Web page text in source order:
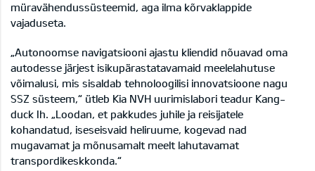
müravähendussüsteemid, aga ilma kõrvaklappide
vajaduseta.
„Autonoomse navigatsiooni ajastu kliendid nõuavad oma
autodesse järjest isikupärastatavamaid meelelahutuse
võimalusi, mis sisaldab tehnoloogilisi innovatsioone nagu
SSZ süsteem,“ ütleb Kia NVH uurimislabori teadur Kang-
duck Ih. „Loodan, et pakkudes juhile ja reisijatele
kohandatud, iseseisvaid heliruume, kogevad nad
mugavamat ja mõnusamalt meelt lahutavamat
transpordikeskkonda.“